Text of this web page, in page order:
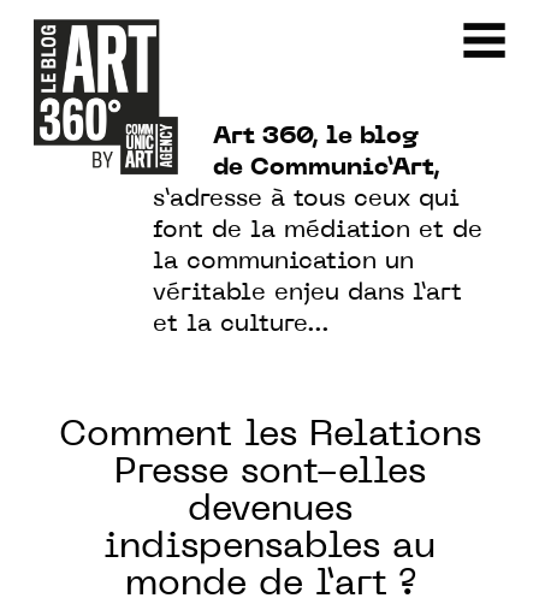
Art 360, le blog
de Communic’Art,
s’adresse à tous ceux qui
font de la médiation et de
la communication un
véritable enjeu dans l’art
et la culture…
Comment les Relations
Presse sont-elles
devenues
indispensables au
monde de l’art ?